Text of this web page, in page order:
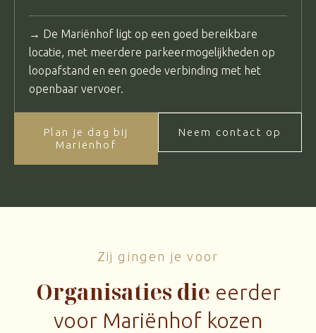
→ De Mariënhof ligt op een goed bereikbare
locatie, met meerdere parkeermogelijkheden op
loopafstand en een goede verbinding met het
openbaar vervoer.
Plan je dag bij
Mariënhof
Neem contact op
Zij gingen je voor
Organisaties die eerder
voor Mariënhof kozen